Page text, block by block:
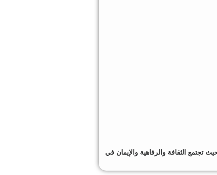
تجتمع الثقافة والرفاهية والإيمان في